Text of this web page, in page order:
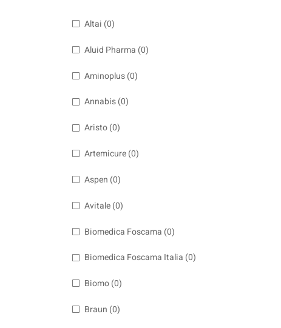
Altai (0)
Aluid Pharma (0)
Aminoplus (0)
Annabis (0)
Aristo (0)
Artemicure (0)
Aspen (0)
Avitale (0)
Biomedica Foscama (0)
Biomedica Foscama Italia (0)
Biomo (0)
Braun (0)